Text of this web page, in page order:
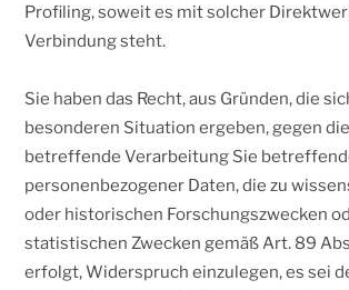
Profiling, soweit es mit solcher
Verbindung steht.
Sie haben das Recht, aus Gründen, die
besonderen Situation ergeben, gegen
betreffende Verarbeitung Sie
personenbezogener Daten, die zu
oder historischen Forschungszwecken
statistischen Zwecken gemäß Art. 89
erfolgt, Widerspruch einzulegen, es sei